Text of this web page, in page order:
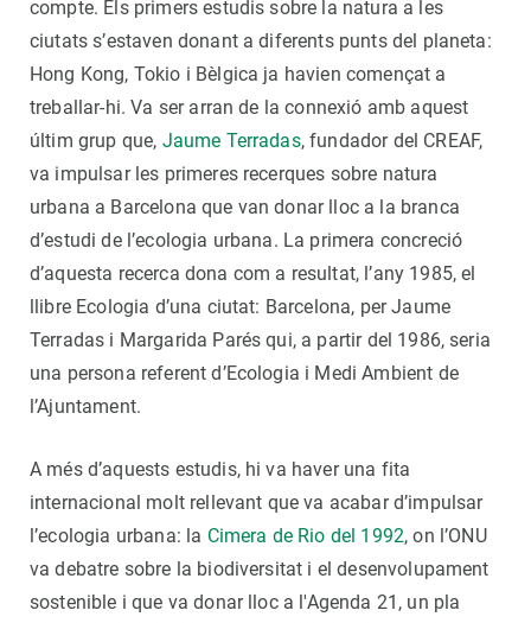
compte. Els primers estudis sobre la natura a les
ciutats s’estaven donant a diferents punts del planeta:
Hong Kong, Tokio i Bèlgica ja havien començat a
treballar-hi. Va ser arran de la connexió amb aquest
últim grup que, Jaume Terradas, fundador del CREAF,
va impulsar les primeres recerques sobre natura
urbana a Barcelona que van donar lloc a la branca
d’estudi de l’ecologia urbana. La primera concreció
d’aquesta recerca dona com a resultat, l’any 1985, el
llibre Ecologia d’una ciutat: Barcelona, per Jaume
Terradas i Margarida Parés qui, a partir del 1986, seria
una persona referent d’Ecologia i Medi Ambient de
l’Ajuntament.
A més d’aquests estudis, hi va haver una fita
internacional molt rellevant que va acabar d’impulsar
l’ecologia urbana: la Cimera de Rio del 1992, on l’ONU
va debatre sobre la biodiversitat i el desenvolupament
sostenible i que va donar lloc a l'Agenda 21, un pla